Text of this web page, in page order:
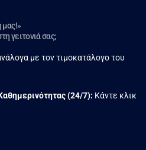
μας!»
γειτονιά σας;
με τον τιμοκατάλογο του
(24/7): Κάντε κλικ